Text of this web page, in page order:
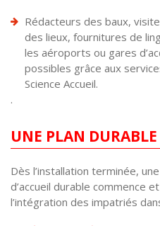
Rédacteurs des baux,
des lieux, fournitures de
les aéroports ou gares
possibles grâce aux
Science Accueil.
.
UNE PLAN DURABLE
Dès l’installation terminée,
d’accueil durable commence
l’intégration des impatriés